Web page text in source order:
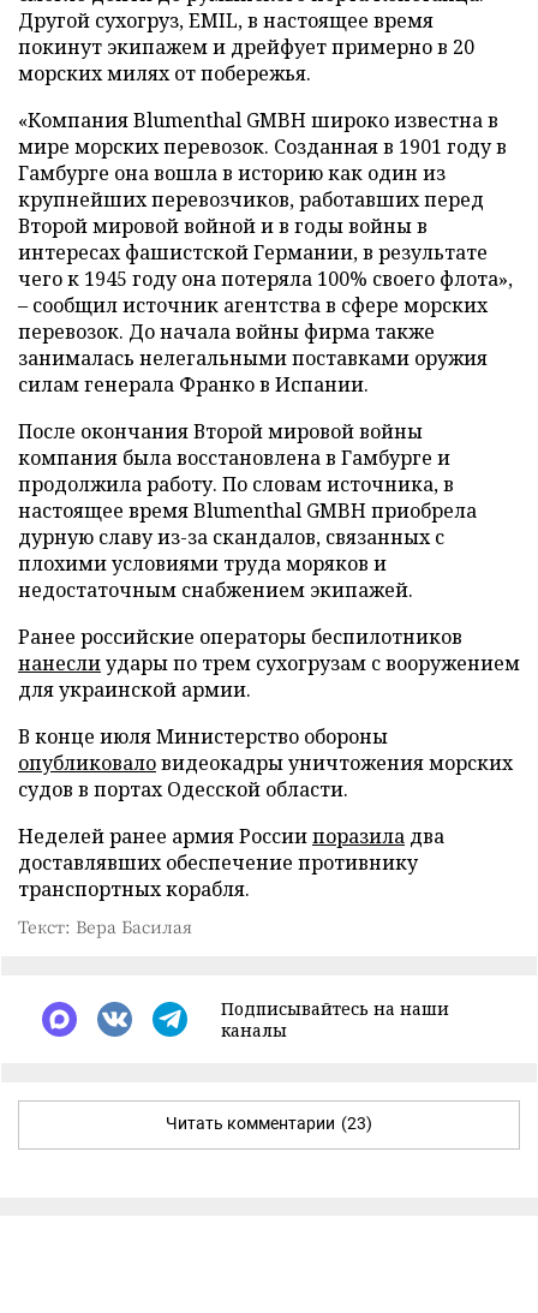
Другой сухогруз, EMIL, в настоящее время
покинут экипажем и дрейфует примерно в 20
морских милях от побережья.
«Компания Blumenthal GMBH широко известна в
мире морских перевозок. Созданная в 1901 году в
Гамбурге она вошла в историю как один из
крупнейших перевозчиков, работавших перед
Второй мировой войной и в годы войны в
интересах фашистской Германии, в результате
чего к 1945 году она потеряла 100% своего флота»,
– сообщил источник агентства в сфере морских
перевозок. До начала войны фирма также
занималась нелегальными поставками оружия
силам генерала Франко в Испании.
После окончания Второй мировой войны
компания была восстановлена в Гамбурге и
продолжила работу. По словам источника, в
настоящее время Blumenthal GMBH приобрела
дурную славу из-за скандалов, связанных с
плохими условиями труда моряков и
недостаточным снабжением экипажей.
Ранее российские операторы беспилотников
нанеслиудары по трем сухогрузам с вооружением
для украинской армии.
В конце июля Министерство обороны
опубликоваловидеокадры уничтожения морских
судов в портах Одесской области.
Неделей ранее армия Россиипоразила два
доставлявших обеспечение противнику
транспортных корабля.
Текст: Вера Басилая
Подписывайтесь на наши
каналы
Читать комментарии (23)